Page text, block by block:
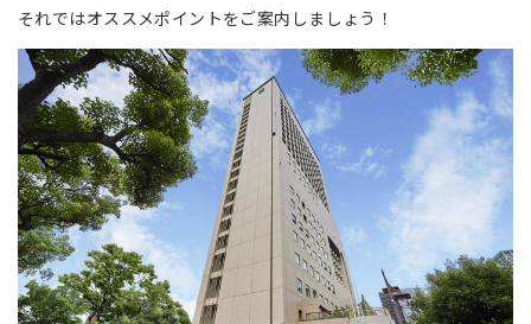
それではオススメポイントをご案内しましょう！